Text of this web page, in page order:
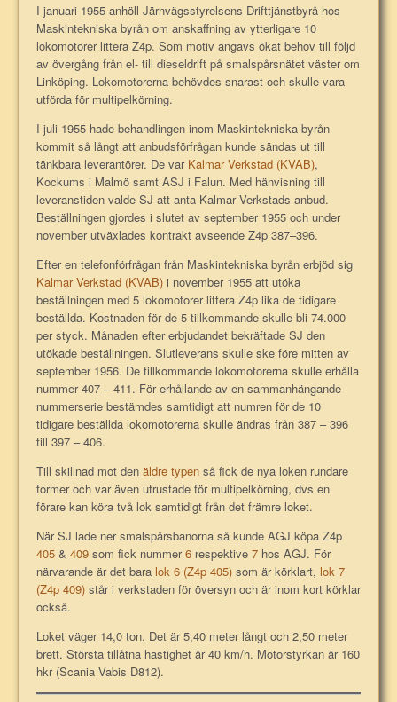
I januari 1955 anhöll Järnvägsstyrelsens Drifttjänstbyrå hos
Maskintekniska byrån om anskaffning av ytterligare 10
lokomotorer littera Z4p. Som motiv angavs ökat behov till följd
av övergång från el- till dieseldrift på smalspårsnätet väster om
Linköping. Lokomotorerna behövdes snarast och skulle vara
utförda för multipelkörning.
I juli 1955 hade behandlingen inom Maskintekniska byrån
kommit så långt att anbudsförfrågan kunde sändas ut till
tänkbara leverantörer. De var Kalmar Verkstad (KVAB),
Kockums i Malmö samt ASJ i Falun. Med hänvisning till
leveranstiden valde SJ att anta Kalmar Verkstads anbud.
Beställningen gjordes i slutet av september 1955 och under
november utväxlades kontrakt avseende Z4p 387–396.
Efter en telefonförfrågan från Maskintekniska byrån erbjöd sig
Kalmar Verkstad (KVAB) i november 1955 att utöka
beställningen med 5 lokomotorer littera Z4p lika de tidigare
beställda. Kostnaden för de 5 tillkommande skulle bli 74.000
per styck. Månaden efter erbjudandet bekräftade SJ den
utökade beställningen. Slutleverans skulle ske före mitten av
september 1956. De tillkommande lokomotorerna skulle erhålla
nummer 407 – 411. För erhållande av en sammanhängande
nummerserie bestämdes samtidigt att numren för de 10
tidigare beställda lokomotorerna skulle ändras från 387 – 396
till 397 – 406.
Till skillnad mot den äldre typen så fick de nya loken rundare
former och var även utrustade för multipelkörning, dvs en
förare kan köra två lok samtidigt från det främre loket.
När SJ lade ner smalspårsbanorna så kunde AGJ köpa Z4p
405 & 409 som fick nummer6 respektive 7 hos AGJ. För
närvarande är det bara lok 6 (Z4p 405) som är körklart, lok 7
(Z4p 409) står i verkstaden för översyn och är inom kort körklar
också.
Loket väger 14,0 ton. Det är 5,40 meter långt och 2,50 meter
brett. Största tillåtna hastighet är 40 km/h. Motorstyrkan är 160
hkr (Scania Vabis D812).